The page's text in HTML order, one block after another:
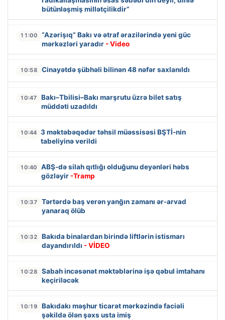
bütünləşmiş millətçilikdir”
11:00
“Azərişıq” Bakı və ətraf ərazilərində yeni güc
mərkəzləri yaradır - Video
10:58 Cinayətdə şübhəli bilinən 48 nəfər saxlanıldı
10:47
Bakı–Tbilisi–Bakı marşrutu üzrə bilet satış
müddəti uzadıldı
10:44 3 məktəbəqədər təhsil müəssisəsi BŞTİ-nin
tabeliyinə verildi
10:40
ABŞ-də silah qıtlığı olduğunu deyənləri həbs
gözləyir -Tramp
10:37
Tərtərdə baş verən yanğın zamanı ər-arvad
yanaraq ölüb
10:32
Bakıda binalardan birində liftlərin istismarı
dayandırıldı - VİDEO
10:28
Sabah incəsənət məktəblərinə işə qəbul imtahanı
keçiriləcək
10:19
Bakıdakı məşhur ticarət mərkəzində faciəli
şəkildə ölən şəxs usta imiş